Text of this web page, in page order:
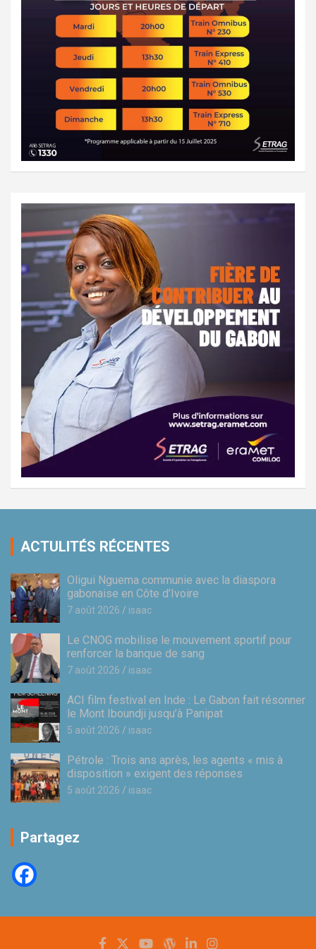
ACTULITÉS RÉCENTES
Oligui Nguema communie avec la diaspora
gabonaise en Côte d’Ivoire
7 août 2026 isaac
Le CNOG mobilise le mouvement sportif pour
renforcer la banque de sang
7 août 2026 isaac
ACI film festival en Inde : Le Gabon fait résonner
le Mont Iboundji jusqu’à Panipat
5 août 2026 isaac
Pétrole : Trois ans après, les agents « mis à
disposition » exigent des réponses
5 août 2026 isaac
Partagez